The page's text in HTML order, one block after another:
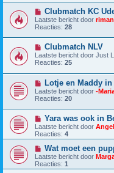
Clubmatch KC
Laatste bericht door
Reacties: 28
Clubmatch NLV
Laatste bericht door Just
Reacties: 25
Lotje en Maddy
Laatste bericht door -
Reacties: 20
Yara was ook in
Laatste bericht door
Reacties: 4
Wat moet een
Laatste bericht door
Reacties: 1